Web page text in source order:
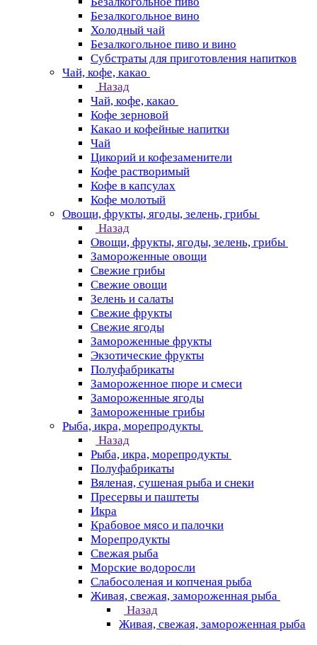
Безалкогольное вино
Холодный чай
Безалкогольное пиво и вино
Субстраты для приготовления напитков
Чай, кофе, какао
Назад
Чай, кофе, какао
Кофе зерновой
Какао и кофейные напитки
Чай
Цикорий и кофезаменители
Кофе растворимый
Кофе в капсулах
Кофе молотый
Овощи, фрукты, ягоды, зелень, грибы
Назад
Овощи, фрукты, ягоды, зелень, грибы
Замороженные овощи
Свежие грибы
Свежие овощи
Зелень и салаты
Свежие фрукты
Свежие ягоды
Замороженные фрукты
Экзотические фрукты
Полуфабрикаты
Замороженное пюре и смеси
Замороженные ягоды
Замороженные грибы
Рыба, икра, морепродукты
Назад
Рыба, икра, морепродукты
Полуфабрикаты
Вяленая, сушеная рыба и снеки
Пресервы и паштеты
Икра
Крабовое мясо и палочки
Морепродукты
Свежая рыба
Морские водоросли
Слабосоленая и копченая рыба
Живая, свежая, замороженная рыба
Назад
Живая, свежая, замороженная рыба